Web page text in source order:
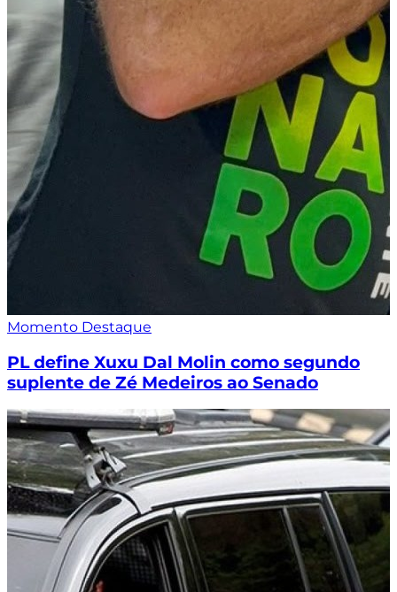
Momento Destaque
PL define Xuxu Dal Molin como segundo
suplente de Zé Medeiros ao Senado